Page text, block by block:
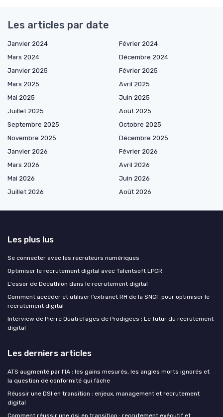
Les articles par date
Janvier 2024
Février 2024
Mars 2024
Décembre 2024
Janvier 2025
Février 2025
Mars 2025
Avril 2025
Mai 2025
Juin 2025
Juillet 2025
Août 2025
Septembre 2025
Octobre 2025
Novembre 2025
Décembre 2025
Janvier 2026
Février 2026
Mars 2026
Avril 2026
Mai 2026
Juin 2026
Juillet 2026
Août 2026
Les plus lus
Se connecter avec les recruteurs numériques
Optimiser le recrutement digital avec Talentsoft LPCR
L'essor de Decathlon dans le recrutement digital
Comment accéder et utiliser l’extranet RH de la SNCF pour optimiser le
recrutement digital
Interview de Pierre Quatrefages de Prodigees : Le futur du recrutement
digital
Les derniers articles
ATS augmenté par l'IA : les gains mesurés, les angles morts ignorés et
la question de conformité qui fâche
Réussir une DSI en transition : enjeux, management et recrutement
digital
Comment réussir une dsi en transition : recrutement exécutif et